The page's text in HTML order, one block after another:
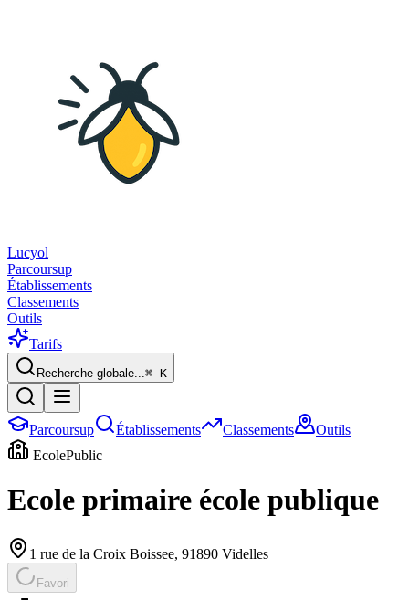
Lucyol
Parcoursup
Établissements
Classements
Outils
Tarifs
Recherche globale...⌘ K
Parcoursup Établissements Classements
Outils
EcolePublic
Ecole primaire école publique
1 rue de la Croix Boissee, 91890 Videlles
Favori